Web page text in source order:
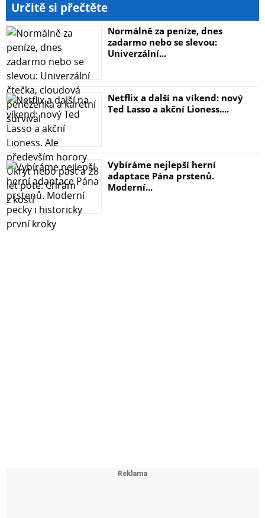
Určitě si přečtěte
Normálně za peníze, dnes
zadarmo nebo se slevou:
Univerzální...
Netflix a další na víkend: nový
Ted Lasso a akční Lioness....
Vybíráme nejlepší herní
adaptace Pána prstenů.
Moderní...